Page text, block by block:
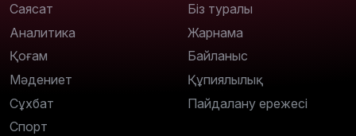
Саясат
Аналитика
Қоғам
Мәдениет
Сұхбат
Спорт
Біз туралы
Жарнама
Байланыс
Құпиялылық
Пайдалану ережесі